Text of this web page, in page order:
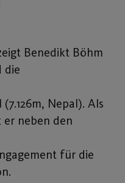
Benedikt Böhm
die
Nepal). Als
neben den
für die